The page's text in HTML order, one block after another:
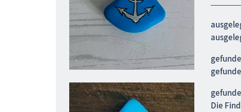
Die